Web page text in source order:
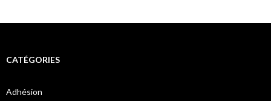
CATÉGORIES
Adhésion